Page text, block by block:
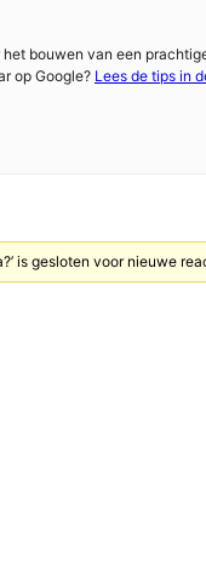
bouwen van een
op Google? Lees de tips in
is gesloten voor nieuwe